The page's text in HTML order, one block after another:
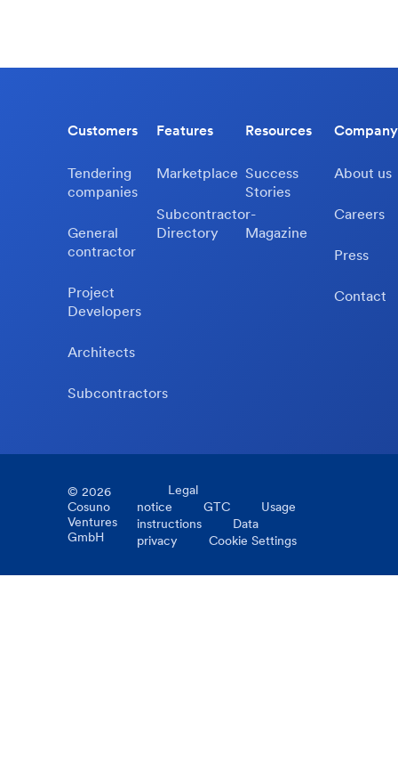
Customers
Tendering
companies
General
contractor
Project
Developers
Architects
Subcontractors
Features
Marketplace
Subcontractor-
Directory
Resources
Success
Stories
Magazine
Company
About us
Careers
Press
Contact
© 2026
Cosuno
Ventures
GmbH
Legal
notice
GTC
Usage
instructions
Data
privacy
Cookie Settings